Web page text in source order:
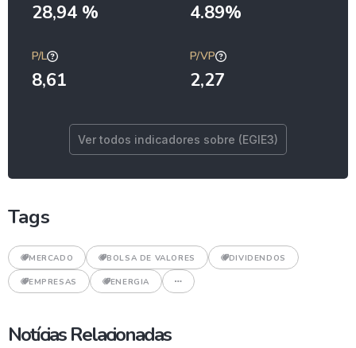
28,94 % 4.89%
P/L
8,61
P/VP
2,27
Ver todos indicadores sobre (EGIE3)
Tags
MERCADO BOLSA DE VALORES DIVIDENDOS
EMPRESAS ENERGIA
Notícias Relacionadas